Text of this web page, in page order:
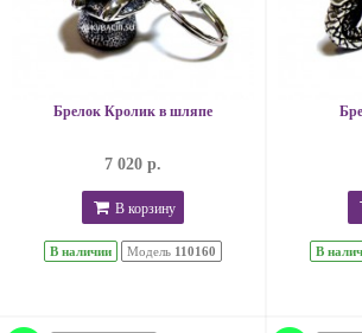
Брелок Кролик в шляпе
7 020 р.
В корзину
В наличии Модель 110160 В